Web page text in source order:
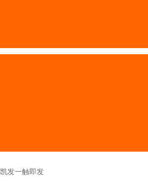
凯发一触即发